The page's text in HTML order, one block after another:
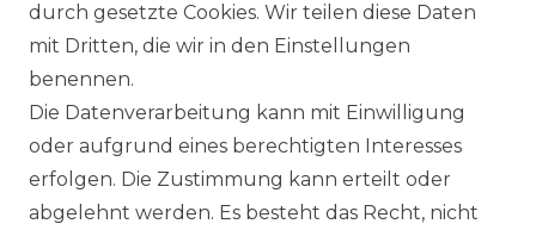
ANFAHRT
WIDERRUFS­FORMULAR
HINWEISE ZUR BATTERIEENTSORGUNG
durch gesetzte Cookies. Wir teilen diese Daten
mit Dritten, die wir in den Einstellungen
benennen.
Die Datenverarbeitung kann mit Einwilligung
oder aufgrund eines berechtigten Interesses
erfolgen. Die Zustimmung kann erteilt oder
abgelehnt werden. Es besteht das Recht, nicht